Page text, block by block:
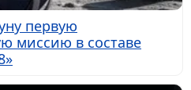
первую
миссию в составе